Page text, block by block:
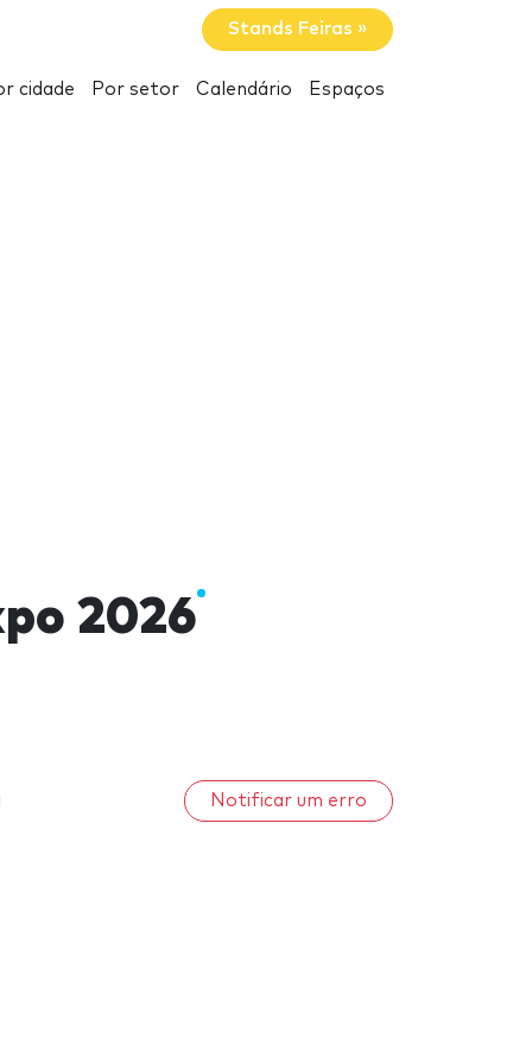
Stands Feiras »
cidade Por setor Calendário Espaços
2026
Notificar um erro